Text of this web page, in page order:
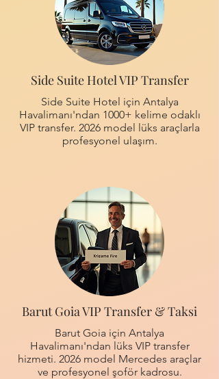
Side Suite Hotel VIP Transfer
Side Suite Hotel için Antalya
Havalimanı'ndan 1000+ kelime odaklı
VIP transfer. 2026 model lüks araçlarla
profesyonel ulaşım.
Barut Goia VIP Transfer & Taksi
Barut Goia için Antalya
Havalimanı'ndan lüks VIP transfer
hizmeti. 2026 model Mercedes araçlar
ve profesyonel şoför kadrosu.